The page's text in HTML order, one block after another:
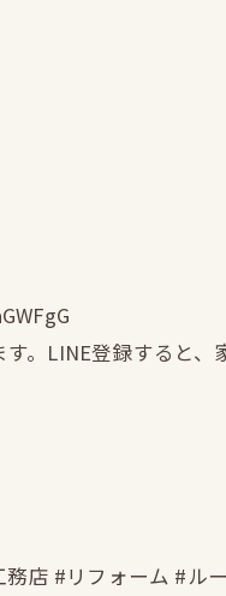
。LINE登録すると
店 #リフォーム #ル